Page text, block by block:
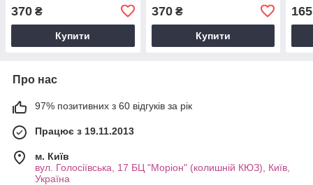
370 ₴
Купити
370₴
Купити
165
Про нас
97% позитивних з 60 відгуків за рік
Працює з 19.11.2013
м. Київ
вул. Голосіївська, 17 БЦ "Моріон" (колишній КЮЗ), Київ,
Україна